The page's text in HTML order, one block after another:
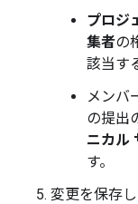
プロジ
集者の
該当す
メンバ
の提出
ニカル
す。
変更を保存し